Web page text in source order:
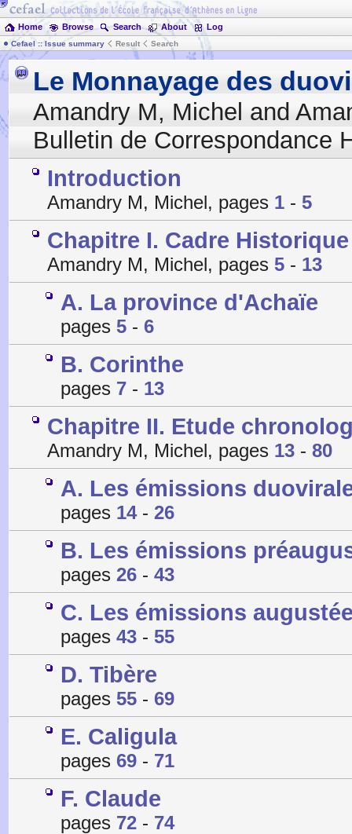
Home Browse Search About Log
Cefael :: Issue summary Result Search
Le Monnayage des
Amandry M, Michel and
Bulletin de Correspondance
Introduction
Amandry M, Michel, pages 1 - 5
Chapitre I. Cadre Historique
Amandry M, Michel, pages 5 - 13
A. La province d'Achaïe
pages 5 - 6
B. Corinthe
pages 7 - 13
Chapitre II. Etude
Amandry M, Michel, pages 13 - 80
A. Les émissions
pages 14- 26
B. Les émissions
pages 26 - 43
C. Les émissions
pages 43 - 55
D. Tibère
pages 55 - 69
E. Caligula
pages 69 - 71
F. Claude
pages 72 - 74